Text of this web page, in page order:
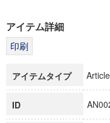
科学研究費補助金
博士課程教育リー
アイテム詳細
アイテムタイプ Article
ID